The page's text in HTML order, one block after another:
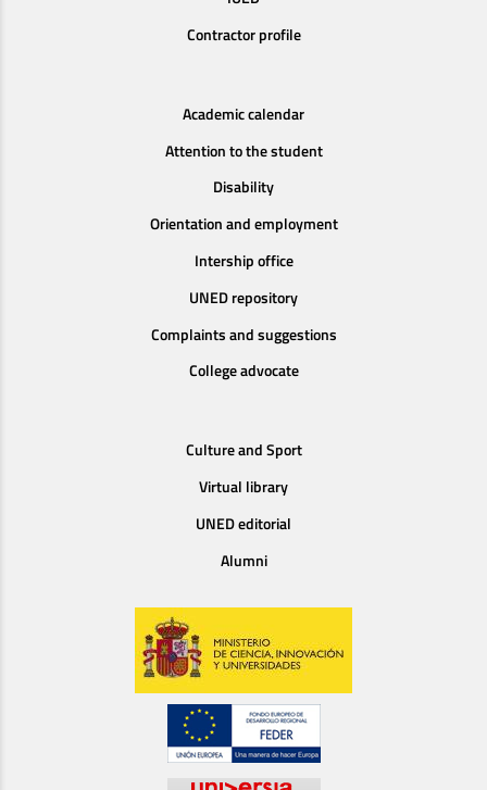
Contractor profile
Academic calendar
Attention to the student
Disability
Orientation and employment
Intership office
UNED repository
Complaints and suggestions
College advocate
Culture and Sport
Virtual library
UNED editorial
Alumni